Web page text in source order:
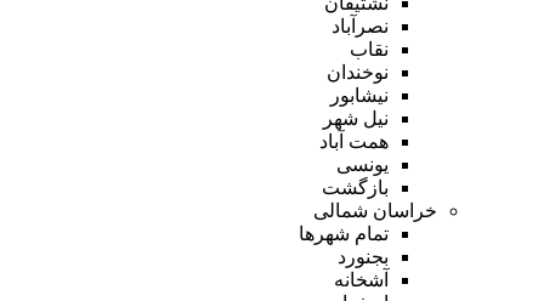
نصرآباد
نقاب
نوخندان
نیشابور
نیل شهر
همت آباد
یونسی
بازگشت
خراسان شمالی
تمام شهر‌ها
بجنورد
آشخانه